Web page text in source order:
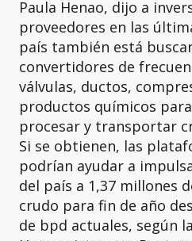
Paula Henao, dijo a
proveedores en las
país también está
convertidores de
válvulas, ductos,
productos químicos
procesar y transportar
Si se obtienen, las
podrían ayudar a
del país a 1,37 millones
crudo para fin de año
de bpd actuales, según